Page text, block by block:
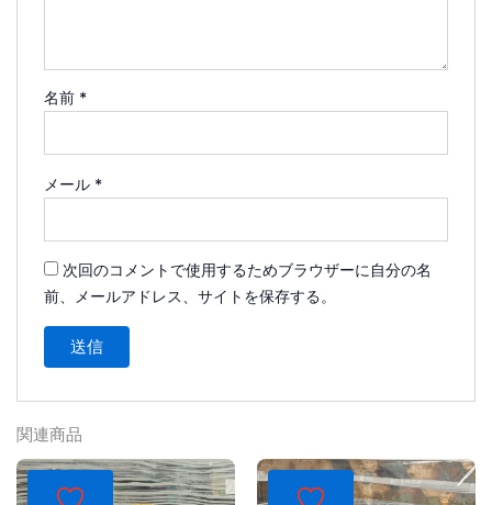
名前 *
メール *
次回のコメントで使用するためブラウザーに自分の名
前、メールアドレス、サイトを保存する。
関連商品